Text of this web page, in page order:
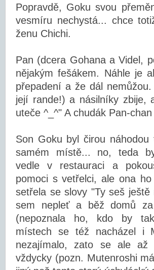
Popravdě, Goku svou
vesmíru nechystá... chce
ženu Chichi.
Pan (dcera Gohana a Videl,
nějakým fešákem. Náhle je
přepadení a že dál
její rande!) a násilníky
uteče ^_^" A chudák Pan-
Son Goku byl čirou náhodou
samém místě... no, teda
vedle v restauraci a
pomoci s vetřelci, ale ona
setřela se slovy "Ty seš ještě
sem nepleť a běž domů za
(nepoznala ho, kdo by
místech se též nacházel i
nezajímalo, zato se ale
vždycky (pozn. Mutenroshi